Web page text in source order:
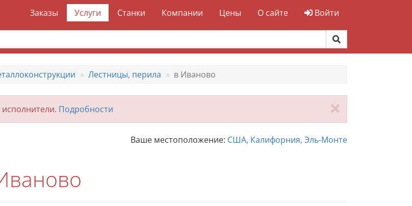
Заказы Услуги Станки Компании Цены О сайте Войти
Лестницы, перила в Иваново
Подробности
Ваше местоположение: США, Калифорния, Эль-Монте